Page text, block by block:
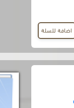
اضافة للسلة